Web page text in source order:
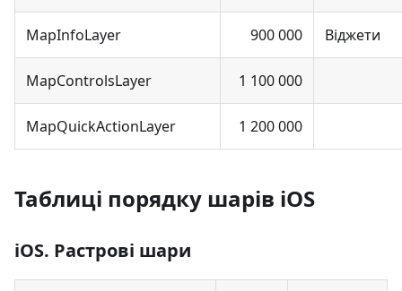
MapInfoLayer 900 000 Віджети
MapControlsLayer 1 100 000
MapQuickActionLayer 1 200 000
Таблиці порядку шарів iOS
iOS. Растрові шари